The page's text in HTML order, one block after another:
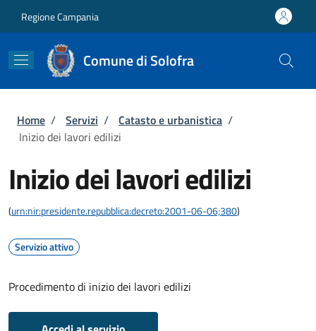
Regione Campania
Comune di Solofra
Briciole di pane
Home / Servizi / Catasto e urbanistica /
Inizio dei lavori edilizi
Inizio dei lavori edilizi
(urn:nir:presidente.repubblica:decreto:2001-06-06;380)
Servizio attivo
Procedimento di inizio dei lavori edilizi